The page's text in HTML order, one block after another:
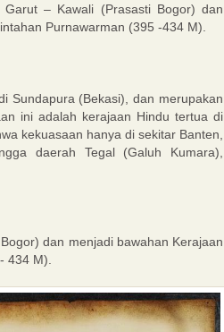
– Kawali (Prasasti Bogor) dan
Purnawarman (395 -434 M).
Sundapura (Bekasi), dan merupakan
ini adalah kerajaan Hindu tertua di
kekuasaan hanya di sekitar Banten,
daerah Tegal (Galuh Kumara),
dan menjadi bawahan Kerajaan
434 M).